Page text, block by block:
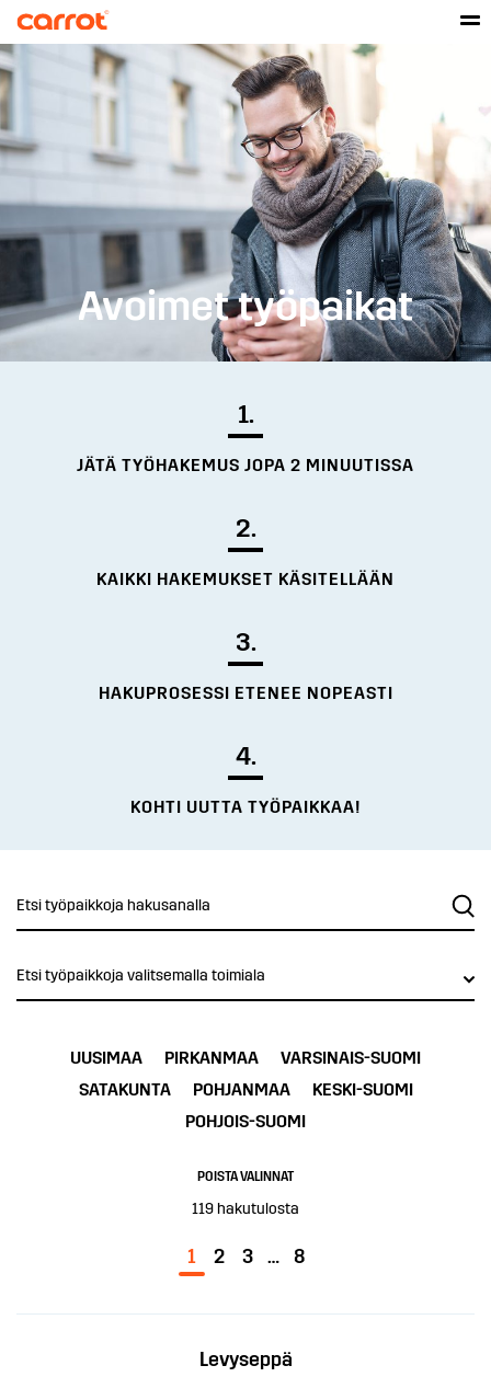
Avoimet työpaikat
1.
JÄTÄ TYÖHAKEMUS JOPA 2 MINUUTISSA
2.
KAIKKI HAKEMUKSET KÄSITELLÄÄN
3.
HAKUPROSESSI ETENEE NOPEASTI
4.
KOHTI UUTTA TYÖPAIKKAA!
Etsi työpaikkoja valitsemalla toimiala
UUSIMAA PIRKANMAA
VARSINAIS-SUOMI
SATAKUNTA
POHJANMAA
KESKI-SUOMI
POHJOIS-SUOMI
POISTA VALINNAT
119hakutulosta
1 2 3 … 8
Levyseppä